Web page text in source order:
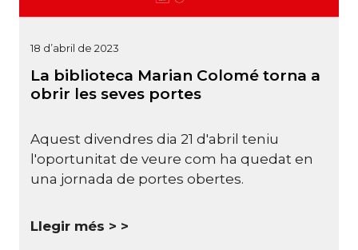
18 d’abril de 2023
La biblioteca Marian Colomé torna a
obrir les seves portes
Aquest divendres dia 21 d'abril teniu
l'oportunitat de veure com ha quedat en
una jornada de portes obertes.
Llegir més >